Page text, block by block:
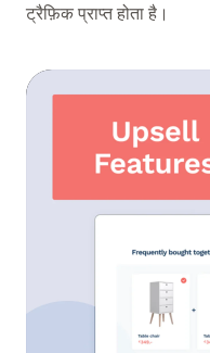
ट्रैफ़िक प्राप्त होता है।